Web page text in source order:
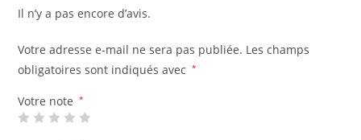
Il n’y a pas encore d’avis.
Votre adresse e-mail ne sera pas publiée. Les champs
obligatoires sont indiqués avec
*
Votre note *